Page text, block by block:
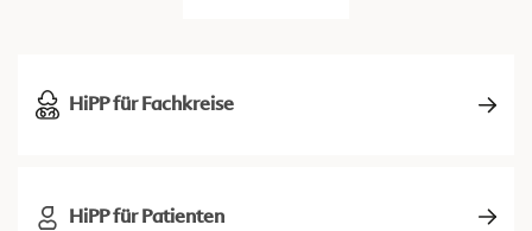
HiPP für Fachkreise
HiPP für Patienten